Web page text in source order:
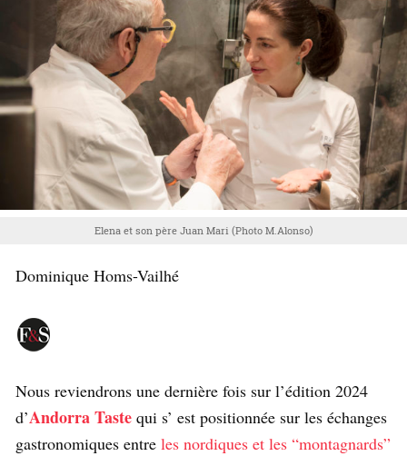
Elena et son père Juan Mari (Photo M.Alonso)
Dominique Homs-Vailhé
Nous reviendrons une dernière fois sur l’édition 2024
d’Andorra Taste qui s’ est positionnée sur les échanges
gastronomiques entre les nordiques et les “montagnards”